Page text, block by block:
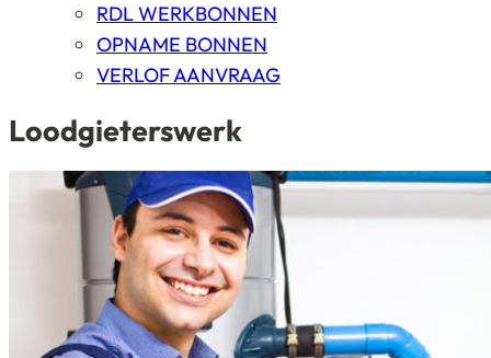
RDL WERKBONNEN
OPNAME BONNEN
VERLOF AANVRAAG
Loodgieterswerk